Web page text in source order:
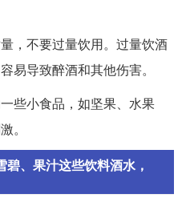
，不要过量饮用。过量饮酒
易导致醉酒和其他伤害。
些小食品，如坚果、水果
。
、果汁这些饮料酒水，